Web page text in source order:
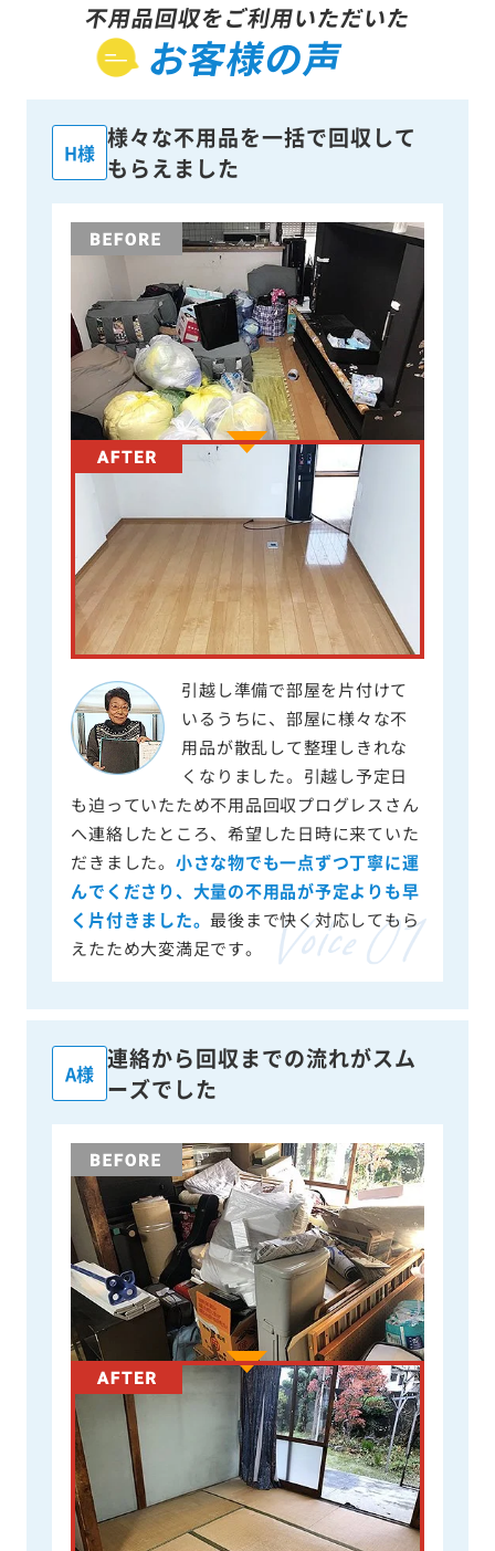
不用品回収をご利用いただいた
お客様の声
H様
様々な不用品を一括で回収して
もらえました
引越し準備で部屋を片付けて
いるうちに、部屋に様々な不
用品が散乱して整理しきれな
くなりました。引越し予定日
も迫っていたため不用品回収プログレスさん
へ連絡したところ、希望した日時に来ていた
だきました。 小さな物でも一点ずつ丁寧に運
んでくださり、大量の不用品が予定よりも早
く片付きました。 最後まで快く対応してもら
えたため大変満足です。
A様
連絡から回収までの流れがスム
ーズでした